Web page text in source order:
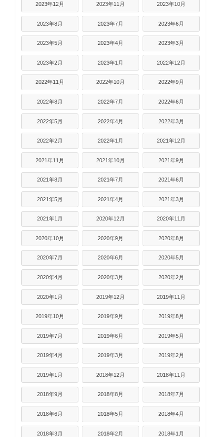
2023年12月 2023年11月 2023年10月
2023年8月 2023年7月 2023年6月
2023年5月 2023年4月 2023年3月
2023年2月 2023年1月 2022年12月
2022年11月 2022年10月 2022年9月
2022年8月 2022年7月 2022年6月
2022年5月 2022年4月 2022年3月
2022年2月 2022年1月 2021年12月
2021年11月 2021年10月 2021年9月
2021年8月 2021年7月 2021年6月
2021年5月 2021年4月 2021年3月
2021年1月 2020年12月 2020年11月
2020年10月 2020年9月 2020年8月
2020年7月 2020年6月 2020年5月
2020年4月 2020年3月 2020年2月
2020年1月 2019年12月 2019年11月
2019年10月 2019年9月 2019年8月
2019年7月 2019年6月 2019年5月
2019年4月 2019年3月 2019年2月
2019年1月 2018年12月 2018年11月
2018年9月 2018年8月 2018年7月
2018年6月 2018年5月 2018年4月
2018年3月 2018年2月 2018年1月